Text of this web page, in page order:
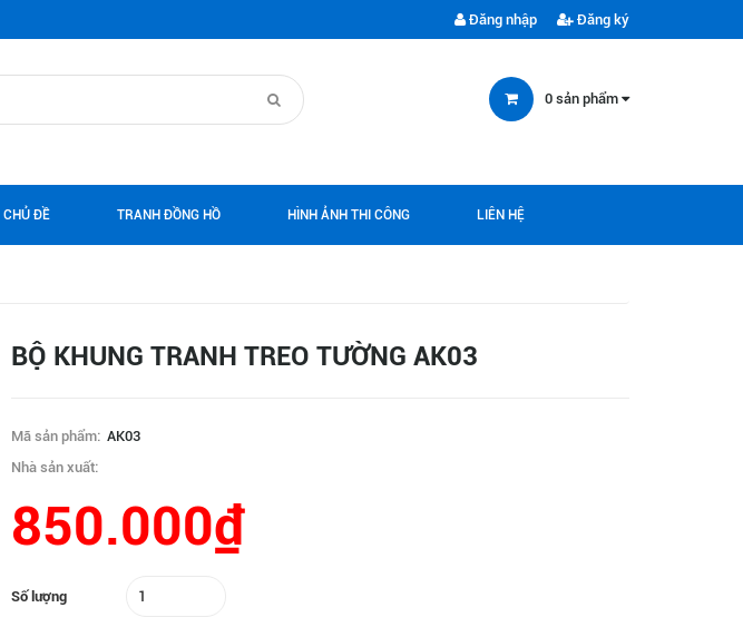
Đăng nhập Đăng ký
0 sản phẩm
CHỦ ĐỀ TRANH ĐỒNG HỒ HÌNH ẢNH THI CÔNG LIÊN HỆ
BỘ KHUNG TRANH TREO TƯỜNG AK03
Mã sản phẩm: AK03
Nhà sản xuất:
850.000₫
Số lượng